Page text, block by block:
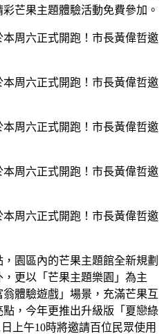
芒果主題體驗活動免費參加。
園區內的芒果主題館全新規劃
更以「芒果主題樂園」為主
體驗遊戲」場景，充滿芒果互
，今年更推出升級版「夏戀綠
日上午10時將邀請百位民眾使用